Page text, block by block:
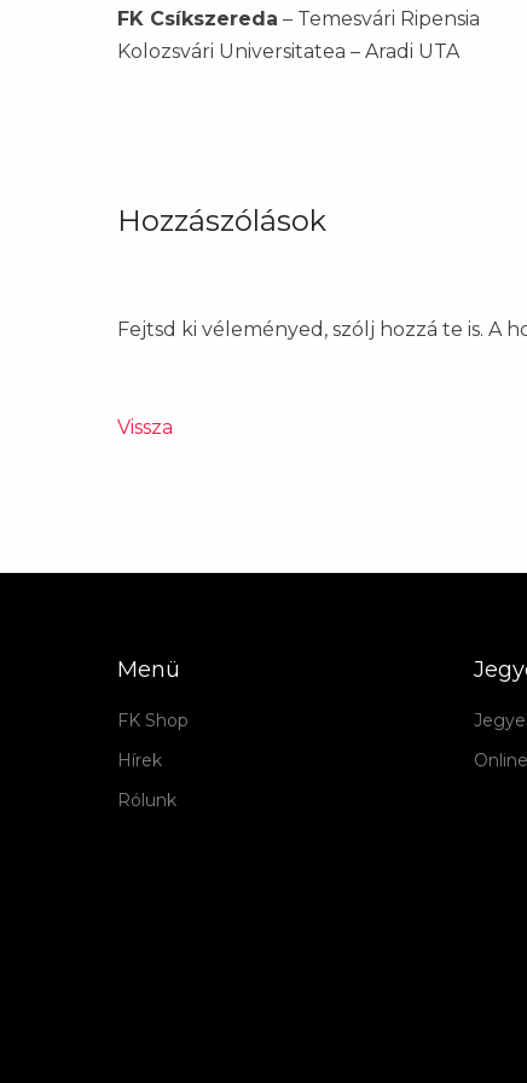
FK Csíkszereda – Temesvári Ripensia
Kolozsvári Universitatea – Aradi UTA
Hozzászólások
Fejtsd ki véleményed, szólj hozzá te is. A
Vissza
Menü
FK Shop
Hírek
Rólunk